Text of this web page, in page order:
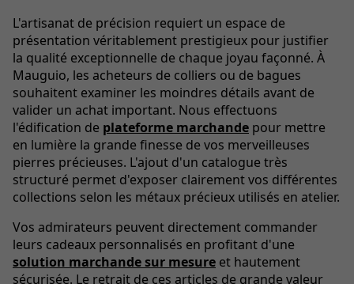
L'artisanat de précision requiert un espace de
présentation véritablement prestigieux pour justifier
la qualité exceptionnelle de chaque joyau façonné. À
Mauguio, les acheteurs de colliers ou de bagues
souhaitent examiner les moindres détails avant de
valider un achat important. Nous effectuons
l'édification de plateforme marchande pour mettre
en lumière la grande finesse de vos merveilleuses
pierres précieuses. L'ajout d'un catalogue très
structuré permet d'exposer clairement vos différentes
collections selon les métaux précieux utilisés en atelier.
Vos admirateurs peuvent directement commander
leurs cadeaux personnalisés en profitant d'une
solution marchande sur mesure et hautement
sécurisée. Le retrait de ces articles de grande valeur